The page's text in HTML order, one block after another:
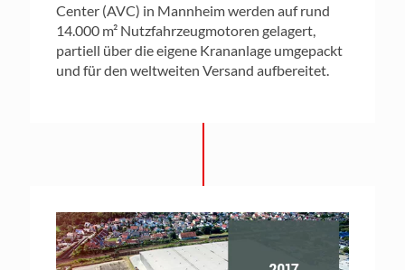
Center (AVC) in Mannheim werden auf rund
14.000 m² Nutzfahrzeugmotoren gelagert,
partiell über die eigene Krananlage umgepackt
und für den weltweiten Versand aufbereitet.